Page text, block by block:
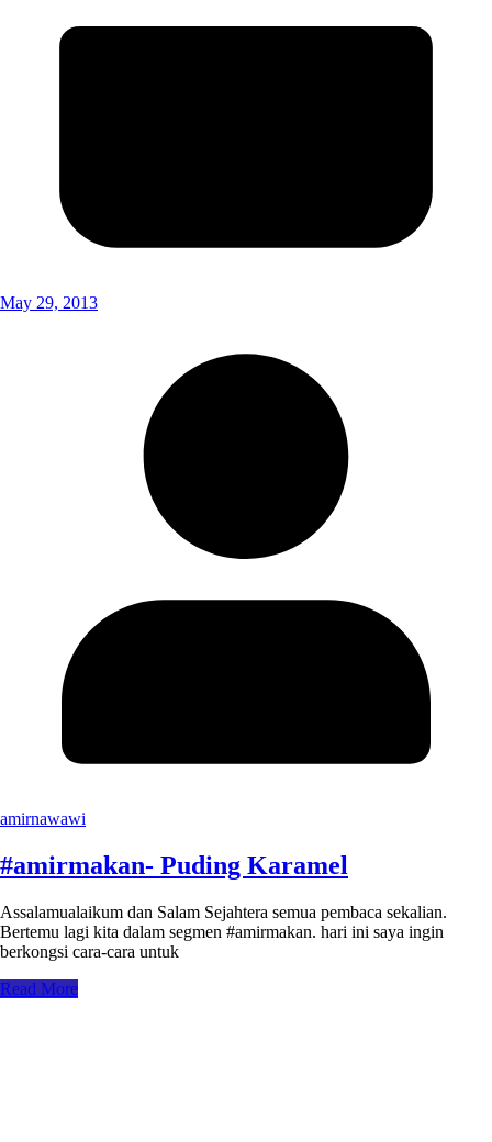
May 29, 2013
amirnawawi
#amirmakan- Puding Karamel
Assalamualaikum dan Salam Sejahtera semua pembaca sekalian.
Bertemu lagi kita dalam segmen #amirmakan. hari ini saya ingin
berkongsi cara-cara untuk
Read More